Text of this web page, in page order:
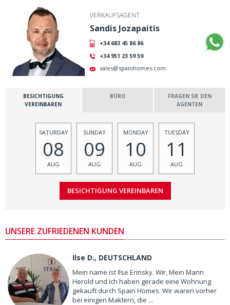
VERKAUFSAGENT
Sandis Jozapaitis
+34 683 45 86 86
+34 951 23 59 59
sales@spainhomes.com
BESICHTIGUNG
VEREINBAREN
BÜRO
FRAGEN SIE DEN
AGENTEN
SATURDAY
08
AUG
SUNDAY
09
AUG
MONDAY
10
AUG
TUESDAY
11
AUG
UNSERE ZUFRIEDENEN KUNDEN
Ilse D., DEUTSCHLAND
Mein name ist Ilse Erinsky. Wir, Mein Mann
Herold und Ich haben gerade eine Wohnung
gekauft durch Spain Homes. Wir waren vorher
bei einigen Maklern, die ...